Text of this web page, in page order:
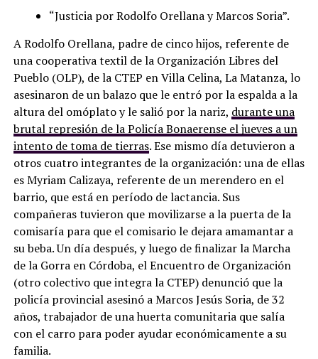
“Justicia por Rodolfo Orellana y Marcos Soria”.
A Rodolfo Orellana, padre de cinco hijos, referente de
una cooperativa textil de la Organización Libres del
Pueblo (OLP), de la CTEP en Villa Celina, La Matanza, lo
asesinaron de un balazo que le entró por la espalda a la
altura del omóplato y le salió por la nariz, durante una
brutal represión de la Policía Bonaerense el jueves a un
intento de toma de tierras. Ese mismo día detuvieron a
otros cuatro integrantes de la organización: una de ellas
es Myriam Calizaya, referente de un merendero en el
barrio, que está en período de lactancia. Sus
compañeras tuvieron que movilizarse a la puerta de la
comisaría para que el comisario le dejara amamantar a
su beba. Un día después, y luego de finalizar la Marcha
de la Gorra en Córdoba, el Encuentro de Organización
(otro colectivo que integra la CTEP) denunció que la
policía provincial asesinó a Marcos Jesús Soria, de 32
años, trabajador de una huerta comunitaria que salía
con el carro para poder ayudar económicamente a su
familia.